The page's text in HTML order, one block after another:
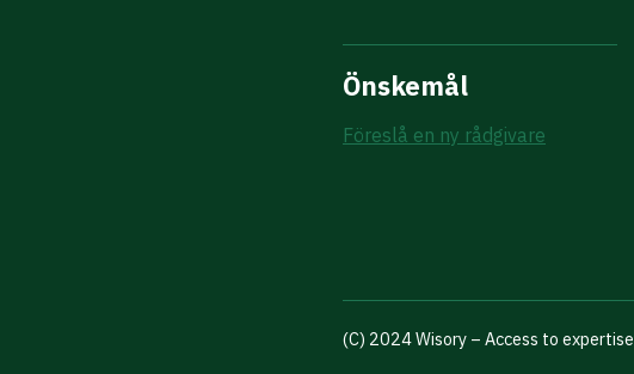
Önskemål
Föreslå en ny rådgivare
(C) 2024 Wisory – Access to expertise